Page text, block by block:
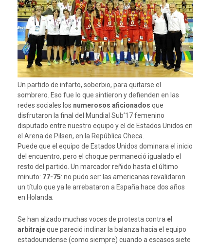
Un partido de infarto, soberbio, para quitarse el
sombrero. Eso fue lo que sintieron y defienden en las
redes sociales los numerosos aficionados que
disfrutaron la final del Mundial Sub’17 femenino
disputado entre nuestro equipo y el de Estados Unidos en
el Arena de Pilsen, en la República Checa.
Puede que el equipo de Estados Unidos dominara el inicio
del encuentro, pero el choque permaneció igualado el
resto del partido. Un marcador reñido hasta el último
minuto: 77-75: no pudo ser: las americanas revalidaron
un título que ya le arrebataron a España hace dos años
en Holanda.
Se han alzado muchas voces de protesta contra el
arbitrajeque pareció inclinar la balanza hacia el equipo
estadounidense (como siempre) cuando a escasos siete